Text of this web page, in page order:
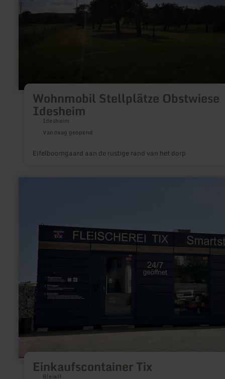
Wohnmobil Stellplätze Obstwiese
Idesheim
Idesheim
Vandaag geopend
Eifelboomgaard aan de rustige rand van het dorp
Einkaufscontainer Tix
Bleialf